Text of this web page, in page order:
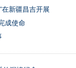
在新疆昌吉开展
成使命